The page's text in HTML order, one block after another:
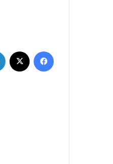
فيسبوك